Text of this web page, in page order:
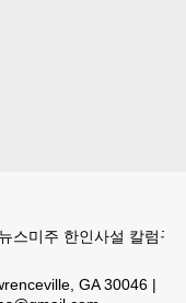
스미주 한인사설 칼럼구
GA 30046 |